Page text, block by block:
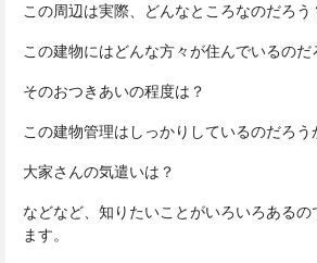
この周辺は実際、どんなところなのだろう
この建物にはどんな方々が住んでいるのだ
そのおつきあいの程度は？
この建物管理はしっかりしているのだろう
大家さんの気遣いは？
などなど、知りたいことがいろいろある
ます。